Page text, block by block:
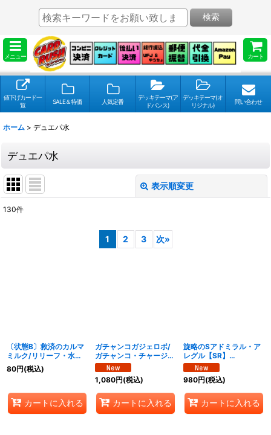
メニュー カート
検索
値下げカード一
覧
SALE＆特価 人気定番
デッキテーマ(ア
ドバンス)
デッキテーマ(オ
リジナル)
問い合わせ
ホーム > デュエパ水
デュエパ水
表示順変更
130件
1 2 3 次»
〔状態B〕救済のカルマ
ミルク/リリーフ・水晶
チャージャー【R】
{23EX315/74}《水》
80円(税込)
カートに入れる
ガチャンコガジェロボ/
ガチャンコ・チャージャ
ー【VR】{26EX1秘N6/
秘N25}《水》
1,080円(税込)
カートに入れる
旋略のSアドミラル・ア
レグル【SR】
{26RP1S4/S11}《水》
980円(税込)
カートに入れる